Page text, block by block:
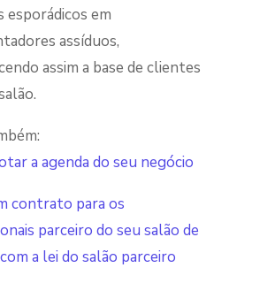
esporádicos em
assíduos,
assim a base de clientes
a agenda do seu negócio
contrato para os
parceiro do seu salão de
a lei do salão parceiro